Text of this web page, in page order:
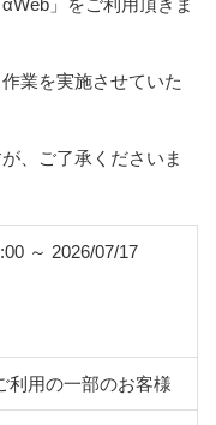
」をご利用頂きま
業を実施させていた
、ご了承くださいま
～ 2026/07/17
利用の一部のお客様